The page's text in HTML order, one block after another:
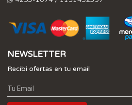
NEWSLETTER
Recibí ofertas en tu email